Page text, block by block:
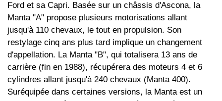
Ford et sa Capri. Basée sur un châssis d'Ascona, la
Manta "A" propose plusieurs motorisations allant
jusqu'à 110 chevaux, le tout en propulsion. Son
restylage cinq ans plus tard implique un changement
d'appellation. La Manta "B", qui totalisera 13 ans de
carrière (fin en 1988), récupérera des moteurs 4 et 6
cylindres allant jusqu'à 240 chevaux (Manta 400).
Suréquipée dans certaines versions, la Manta est un